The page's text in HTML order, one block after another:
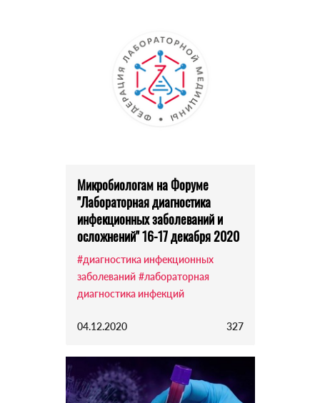
Микробиологам на Форуме
"Лабораторная диагностика
инфекционных заболеваний и
осложнений" 16-17 декабря 2020
#диагностика инфекционных
заболеваний #лабораторная
диагностика инфекций
04.12.2020 327